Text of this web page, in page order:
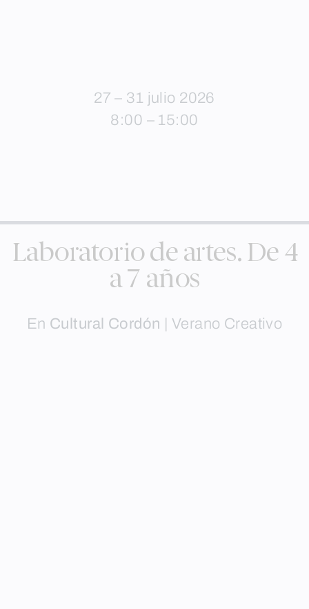
27 – 31 julio 2026
8:00 – 15:00
Laboratorio de artes. De 4
a 7 años
En Cultural Cordón Verano Creativo